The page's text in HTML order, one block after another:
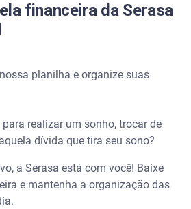
financeira da Serasa
planilha e organize suas
realizar um sonho, trocar de
dívida que tira seu sono?
a Serasa está com você! Baixe
e mantenha a organização das